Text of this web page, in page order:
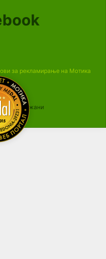
за рекламирање на Мотика
се задржани